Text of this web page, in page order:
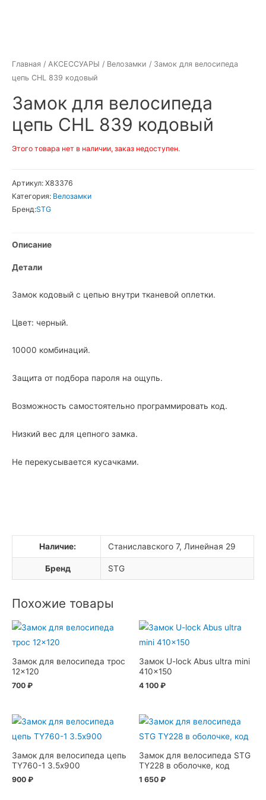
Главная / АКСЕССУАРЫ / Велозамки / Замок для велосипеда
цепь CHL 839 кодовый
Замок для велосипеда
цепь CHL 839 кодовый
Этого товара нет в наличии, заказ недоступен.
Артикул: Х83376
Категория: Велозамки
Бренд:STG
Описание
Детали
Замок кодовый с цепью внутри тканевой оплетки.
Цвет: черный.
10000 комбинаций.
Защита от подбора пароля на ощупь.
Возможность самостоятельно программировать код.
Низкий вес для цепного замка.
Не перекусывается кусачками.
Наличие: Станиславского 7, Линейная 29
Бренд STG
Похожие товары
Замок для велосипеда трос
12×120
700 ₽
Замок U-lock Abus ultra mini
410×150
4 100 ₽
Замок для велосипеда цепь
TY760-1 3.5х900
900 ₽
Замок для велосипеда STG
TY228 в оболочке, код
1 650 ₽